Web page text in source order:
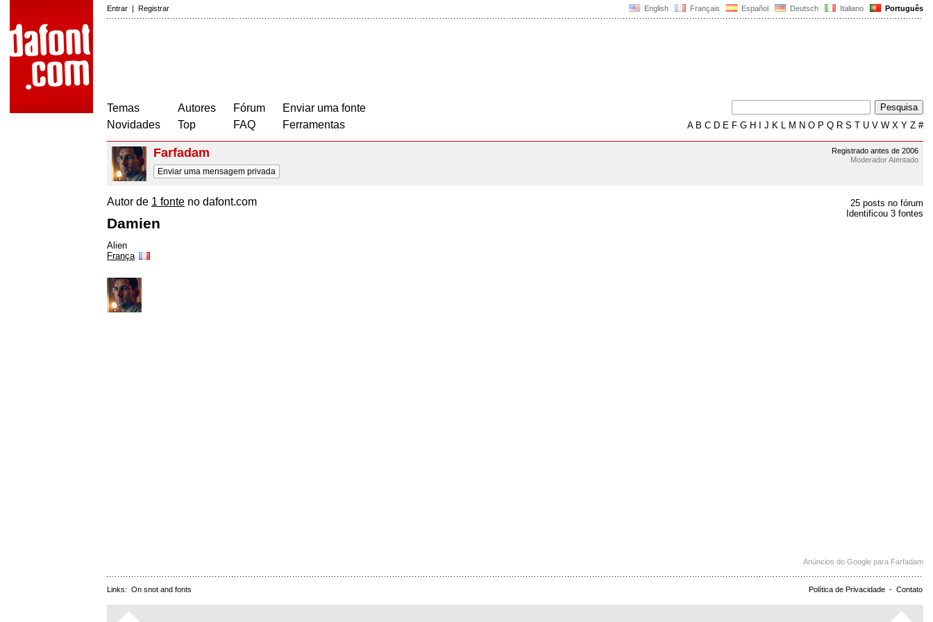
English Français Español Deutsch Italiano Português
Entrar | Registrar
Temas
Novidades
Autores
Top
Fórum
FAQ
Enviar uma fonte
Ferramentas
AB C D E F G H J K L M N O P Q R S T U V W X Y Z #
Registrado antes de 2006
Moderador Atentado
Farfadam
Enviar uma mensagem privada
25 posts no fórum
Identificou 3 fontes
Autor de 1 fonte no dafont.com
Damien
Alien
França
Anúncios do Google para Farfadam
Política de Privacidade - Contato
Links: On snot and fonts